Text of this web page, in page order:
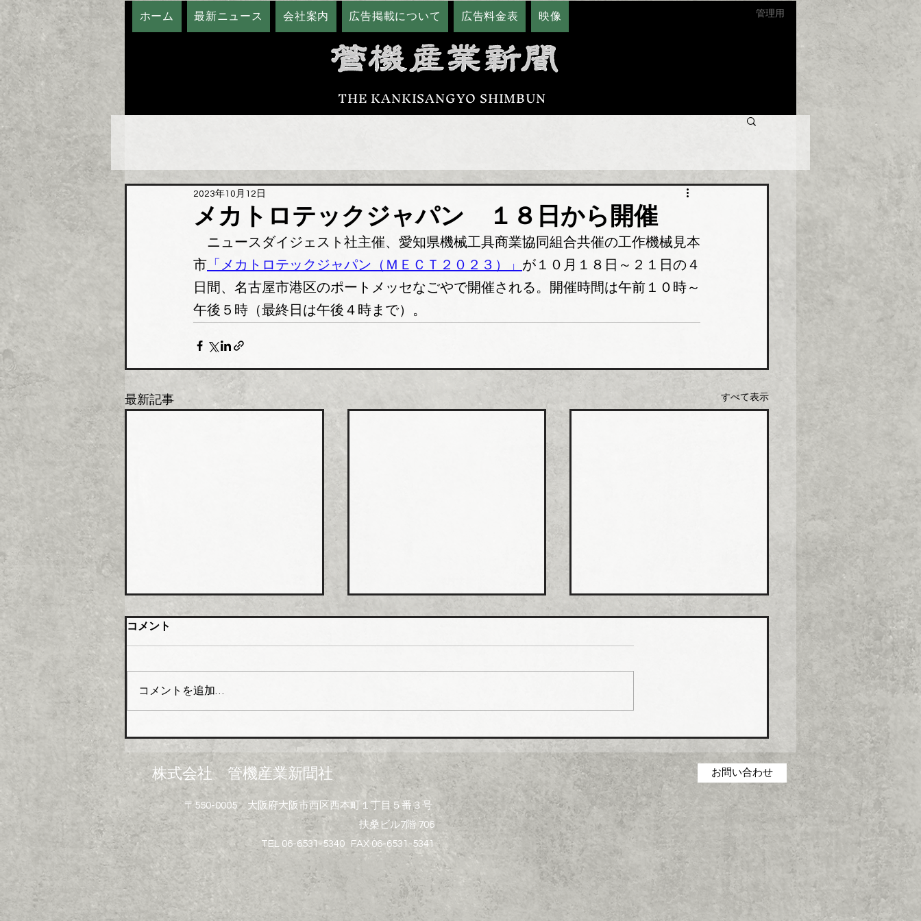
ホーム 最新ニュース 会社案内 広告掲載について 広告料金表 映像
THE KANKISANGYO SHIMBUN
管理用
メカトロテックジャパン １８日から開催
2023年10月12日
ニュースダイジェスト社主催、愛知県機械工具商業協同組合共催の工作機械見本
市 「メカトロテックジャパン（ＭＥＣＴ２０２３）」 が１０月１８日～２１日の４
日間、名古屋市港区のポートメッセなごやで開催される。開催時間は午前１０時～
午後５時（最終日は午後４時まで）。
最新記事 すべて表示
大阪管材組合 石油由来製品
の対策要望書を近畿経済産業
局へ
組合員企業１０４社を対象に
「中東情勢の変化に伴う供給不
し、集計結果を取りまとめた。
米国・イスラエルのイランへ
の軍事攻撃は中東情勢の悪化を
招き、日本経済に深刻なダメー
ジを与えている。原油・ナフサ
を原料とする配管資材や建設資
材で急激な価格高騰と供給不安
といった影響が広がっている。
塩ビ製品、断熱材、塗料、シン
ナー溶剤
ヒトミを完全子会社化、ヒト
ミ新社長に七條智氏就任
ホーコス グリース阻集器・
値上げ
一部製品について価格改定（値
経費低減に取り組んできたが、
昨今の原材料・エネルギーコス
トの高騰を吸収することができ
ず、一部製品の価格改定（値上
げ）に踏み切った。 対象とな
る製品は、グリース阻集器、排
水桝、オイル阻集器、その他阻
集器類、空調機用ドレントラッ
プ、設
コメント
コメントを追加…
株式会社 管機産業新聞社 お問い合わせ
〒550-0005 大阪府大阪市西区西本町１丁目５番３号
扶桑ビル7階 706
TEL 06-6531-5340 FAX 06-6531-5341